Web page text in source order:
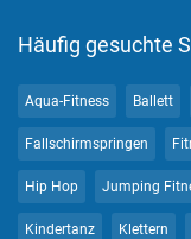
Häufig gesuchte
Aqua-Fitness Ballett
Fallschirmspringen
Hip Hop Jumping
Kindertanz Klettern